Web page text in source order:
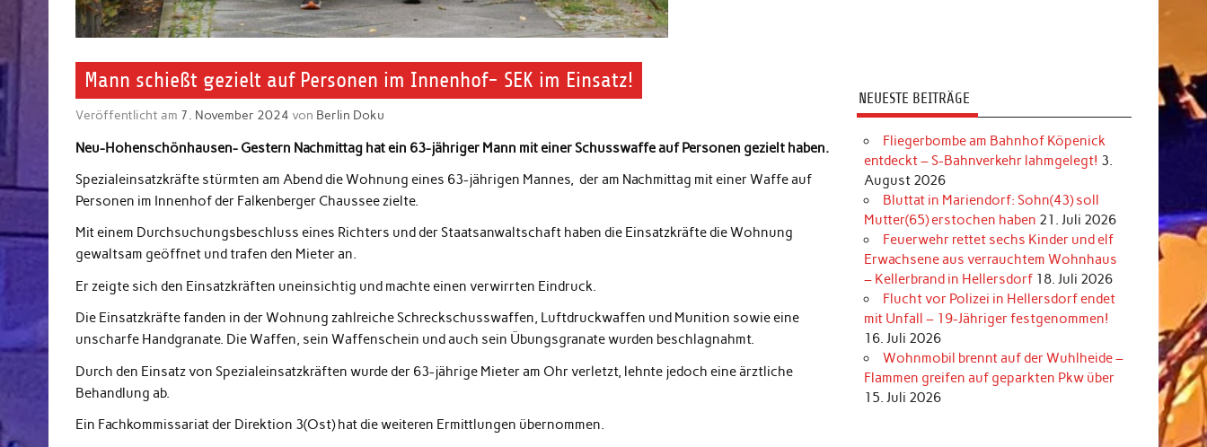
Mann schießt gezielt auf Personen im Innenhof- SEK im Einsatz!
Veröffentlicht am 7. November 2024 von Berlin Doku
Neu-Hohenschönhausen- Gestern Nachmittag hat ein 63-jähriger Mann mit einer Schusswaffe auf Personen gezielt haben.
Spezialeinsatzkräfte stürmten am Abend die Wohnung eines 63-jährigen Mannes, der am Nachmittag mit einer Waffe auf
Personen im Innenhof der Falkenberger Chaussee zielte.
Mit einem Durchsuchungsbeschluss eines Richters und der Staatsanwaltschaft haben die Einsatzkräfte die Wohnung
gewaltsam geöffnet und trafen den Mieter an.
Er zeigte sich den Einsatzkräften uneinsichtig und machte einen verwirrten Eindruck.
Die Einsatzkräfte fanden in der Wohnung zahlreiche Schreckschusswaffen, Luftdruckwaffen und Munition sowie eine
unscharfe Handgranate. Die Waffen, sein Waffenschein und auch sein Übungsgranate wurden beschlagnahmt.
Durch den Einsatz von Spezialeinsatzkräften wurde der 63-jährige Mieter am Ohr verletzt, lehnte jedoch eine ärztliche
Behandlung ab.
Ein Fachkommissariat der Direktion 3(Ost) hat die weiteren Ermittlungen übernommen.
NEUESTE BEITRÄGE
Fliegerbombe am Bahnhof Köpenick
entdeckt – S-Bahnverkehr lahmgelegt! 3.
August 2026
Bluttat in Mariendorf: Sohn(43) soll
Mutter(65) erstochen haben 21. Juli 2026
Feuerwehr rettet sechs Kinder und elf
Erwachsene aus verrauchtem Wohnhaus
– Kellerbrand in Hellersdorf 18. Juli 2026
Flucht vor Polizei in Hellersdorf endet
mit Unfall – 19-Jähriger festgenommen!
16. Juli 2026
Wohnmobil brennt auf der Wuhlheide –
Flammen greifen auf geparkten Pkw über
15. Juli 2026